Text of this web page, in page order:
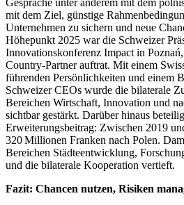
Gespräche unter anderem mit dem
mit dem Ziel, günstige
Unternehmen zu sichern und neue
Höhepunkt 2025 war die Schweizer
Innovationskonferenz Impact in
Country-Partner auftrat. Mit einem
führenden Persönlichkeiten und einem
Schweizer CEOs wurde die bilaterale
Bereichen Wirtschaft, Innovation und
sichtbar gestärkt. Darüber hinaus
Erweiterungsbeitrag: Zwischen 2019
320 Millionen Franken nach Polen.
Bereichen Städteentwicklung,
und die bilaterale Kooperation vertieft.
Fazit: Chancen nutzen, Risiken